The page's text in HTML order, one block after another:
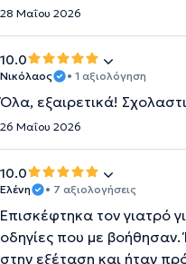
28 Μαΐου 2026
10.0
Νικόλαος • 1 αξιολόγηση
Όλα, εξαιρετικά!
26 Μαΐου 2026
10.0
Ελένη • 7 αξιολογήσεις
Επισκέφτηκα τον γιατρό
οδηγίες που με
στην εξέταση και ήταν